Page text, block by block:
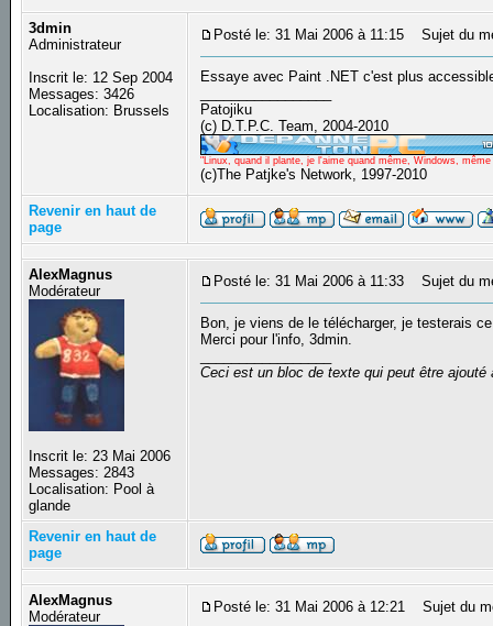
3dmin
Administrateur
Inscrit le: 12 Sep 2004
Messages: 3426
Localisation: Brussels
Posté le: 31 Mai 2006 à 11:15 Sujet du
Essaye avec Paint .NET c'est plus
Patojiku
(c) D.T.P.C. Team, 2004-2010
"Linux, quand il plante, je l'aime quand même, Windows,
(c)The Patjke's Network, 1997-2010
Revenir en haut de
page
AlexMagnus
Modérateur
Inscrit le: 23 Mai 2006
Messages: 2843
Localisation: Pool à
glande
Posté le: 31 Mai 2006 à 11:33 Sujet du
Bon, je viens de le télécharger, je testerais
Merci pour l'info, 3dmin.
Ceci est un bloc de texte qui peut être
Revenir en haut de
page
AlexMagnus
Modérateur
Posté le: 31 Mai 2006 à 12:21 Sujet du